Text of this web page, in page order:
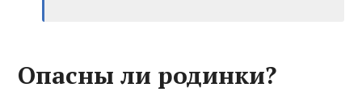
Опасны ли родинки?